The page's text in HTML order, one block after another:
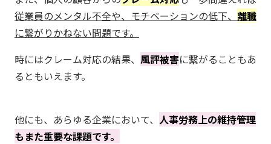
従業員のメンタル不全や、モチベーションの低下、 離職
に繋がりかねない問題です。
時にはクレーム対応の結果、 風評被害に繋がることもあ
るともいえます。
他にも、あらゆる企業において、 人事労務上の維持管理
もまた重要な課題です。